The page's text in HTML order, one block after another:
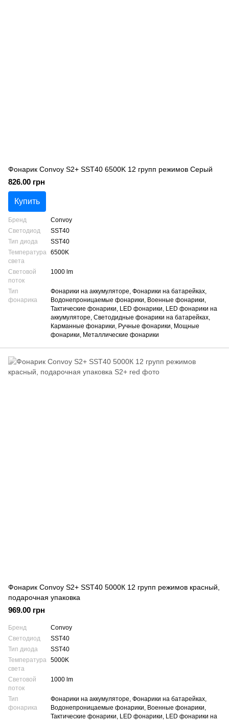
Фонарик Convoy S2+ SST40 6500K 12 групп режимов Серый
826.00 грн
Купить
Бренд
Convoy
Светодиод
SST40
Тип диода
SST40
Температура
света
6500K
Световой
поток
1000 lm
Тип
фонарика
Фонарики на аккумуляторе, Фонарики на батарейках,
Водонепроницаемые фонарики, Военные фонарики,
Тактические фонарики, LED фонарики, LED фонарики на
аккумуляторе, Светодидные фонарики на батарейках,
Карманные фонарики, Ручные фонарики, Мощные
фонарики, Металлические фонарики
Фонарик Convoy S2+ SST40 5000К 12 групп режимов красный,
подарочная упаковка
969.00 грн
Бренд
Convoy
Светодиод
SST40
Тип диода
SST40
Температура
света
5000K
Световой
поток
1000 lm
Тип
фонарика
Фонарики на аккумуляторе, Фонарики на батарейках,
Водонепроницаемые фонарики, Военные фонарики,
Тактические фонарики, LED фонарики, LED фонарики на